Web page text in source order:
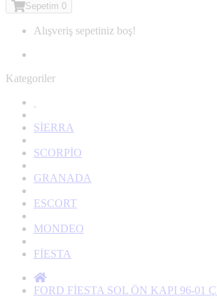
Sepetim 0
Alışveriş sepetiniz boş!
Kategoriler
SİERRA
SCORPİO
GRANADA
ESCORT
MONDEO
FİESTA
FORD FİESTA SOL ÖN KAPI 96-01